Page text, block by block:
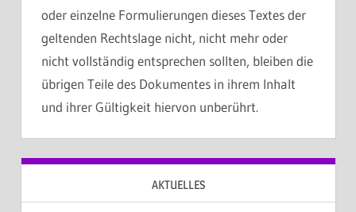
oder einzelne Formulierungen dieses Textes der
geltenden Rechtslage nicht, nicht mehr oder
nicht vollständig entsprechen sollten, bleiben die
übrigen Teile des Dokumentes in ihrem Inhalt
und ihrer Gültigkeit hiervon unberührt.
AKTUELLES